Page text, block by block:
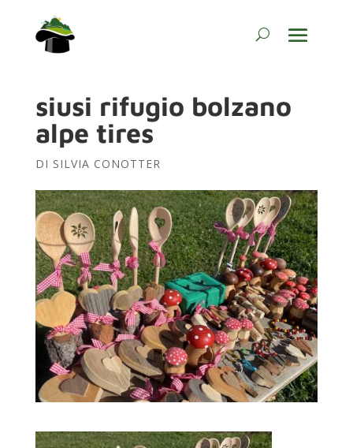
siusi rifugio bolzano
alpe tires
DI SILVIA CONOTTER